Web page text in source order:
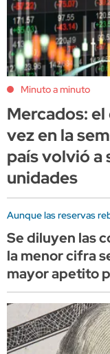
Minuto a minuto
Mercados:
vez en la
país volvió a
unidades
Aunque las reservas
Se diluyen las
la menor cifra
mayor apetito